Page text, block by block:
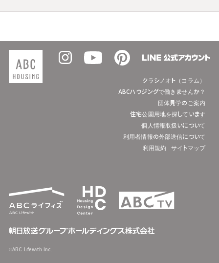
クラシノオト（コラム）
ABCハウジングで働きませんか？
団体見学のご案内
住宅公園用地を探しています
個人情報取扱いについて
利用者情報の外部送信について
利用規約
サイトマップ
©ABC Lifewith Inc.